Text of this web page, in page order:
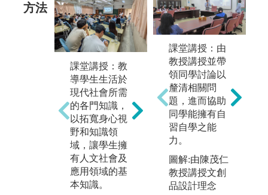
方法
課堂講授：教
導學生生活於
現代社會所需
的各門知識，
以拓寬身心視
野和知識領
域，讓學生擁
有人文社會及
應用領域的基
本知識。
野外實察：厚
植基本的專業
能力與人文素
養，藉由野外
實察培養史學
的基本能力及
實踐工作，並
入，具備田野
調查能力。
課堂講授：由
教授講授並帶
領同學討論以
釐清相關問
題，進而協助
同學能擁有自
習自學之能
力。
圖解:由陳茂仁
教授講授文創
品設計理念